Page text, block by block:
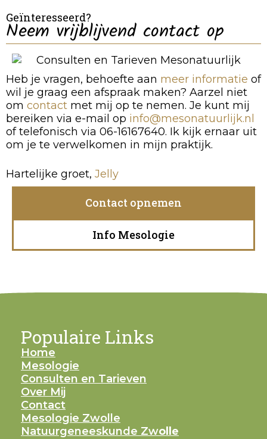
Geïnteresseerd?
Neem vrijblijvend contact op
Heb je vragen, behoefte aan meer informatie of
wil je graag een afspraak maken? Aarzel niet
om contact met mij op te nemen. Je kunt mij
bereiken via e-mail op info@mesonatuurlijk.nl
of telefonisch via 06-16167640. Ik kijk ernaar uit
om je te verwelkomen in mijn praktijk.
Hartelijke groet, Jelly
Contact opnemen
Info Mesologie
Populaire Links
Home
Mesologie
Consulten en Tarieven
Over Mij
Contact
Mesologie Zwolle
Natuurgeneeskunde Zwolle